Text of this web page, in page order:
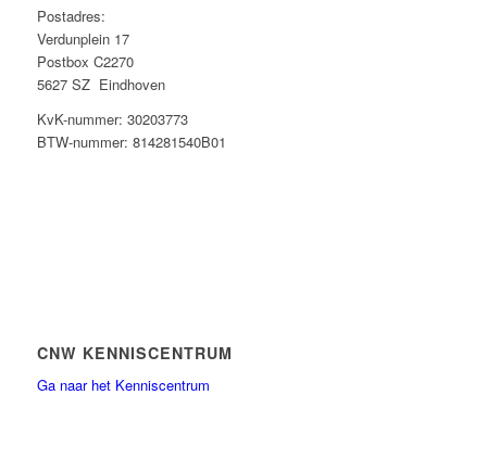
Postadres:
Verdunplein 17
Postbox C2270
5627 SZ Eindhoven
KvK-nummer: 30203773
BTW-nummer: 814281540B01
CNW KENNISCENTRUM
Ga naar het Kenniscentrum